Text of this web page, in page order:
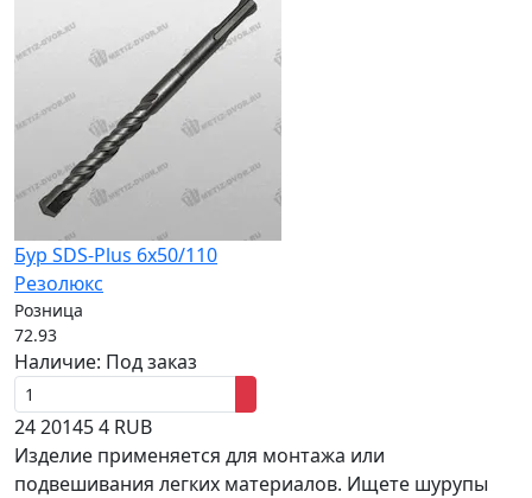
Бур SDS-Plus 6x50/110
Резолюкс
Розница
72.93
Наличие: Под заказ
24201454 RUB
Изделие применяется для монтажа или
подвешивания легких материалов. Ищете шурупы